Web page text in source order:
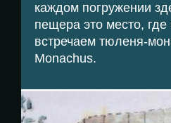
каждом погружении
пещера это место,
встречаем тюленя-
Monachus.